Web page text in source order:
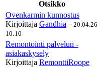
Otsikko
Ovenkarmin kunnostus
Kirjoittaja Gandhia - 20.04.26
10:10
Remontointi palvelun -
asiakaskysely
Kirjoittaja RemonttiRoope